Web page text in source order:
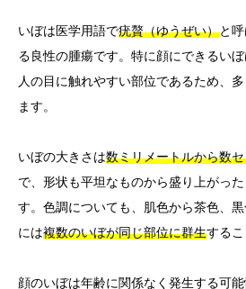
いぼは医学用語で疣贅（ゆうぜい）と
る良性の腫瘍です。特に顔にできるい
人の目に触れやすい部位であるため、
ます。
いぼの大きさは数ミリメートルから数
で、形状も平坦なものから盛り上がっ
す。色調についても、肌色から茶色、
には複数のいぼが同じ部位に群生するこ
顔のいぼは年齢に関係なく発生する可